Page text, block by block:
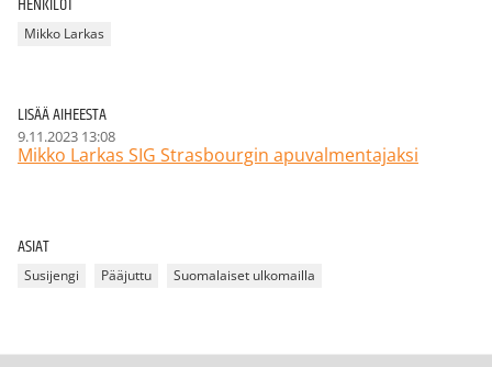
Mikko Larkas
LISÄÄ AIHEESTA
9.11.2023 13:08
Mikko Larkas SIG Strasbourgin apuvalmentajaksi
ASIAT
Susijengi Pääjuttu Suomalaiset ulkomailla